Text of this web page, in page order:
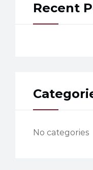
Recent
No categories